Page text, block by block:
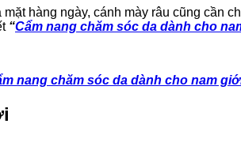
hàng ngày, cánh mày râu cũng cần
“Cẩm nang chăm sóc da dành cho
nang chăm sóc da dành cho nam